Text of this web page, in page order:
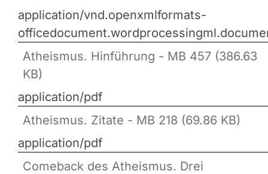
application/vnd.openxmlformats-
Atheismus. Hinführung - MB 457 (386.63
KB)
application/pdf
Atheismus. Zitate - MB 218 (69.86 KB)
application/pdf
Comeback des Atheismus. Drei